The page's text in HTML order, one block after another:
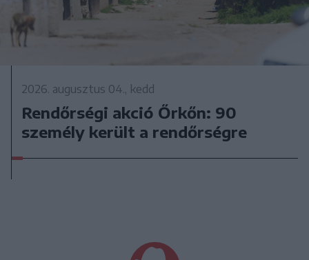
2026. augusztus 04., kedd
Rendőrségi akció Őrkőn: 90
személy került a rendőrségre